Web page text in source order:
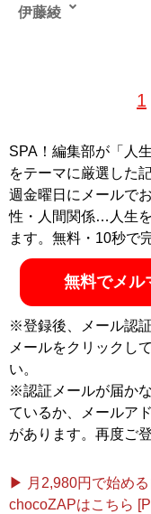
1
伊藤綾
イターに。SPA! やサイ
いろんな識者のお話をう
したりするのが好き。
映画を観て飲む集会を
@tsuitachiii
記事一覧へ
SPA！編集部が「人
をテーマに厳選した
週金曜日にメールで
性・人間関係…人生
ます。無料・10秒で
無料でメ
※登録後、メール認
メールをクリックし
い。
※認証メールが届か
ているか、メールア
があります。再度ご
▶ 月2,980円で始め
chocoZAPはこちら